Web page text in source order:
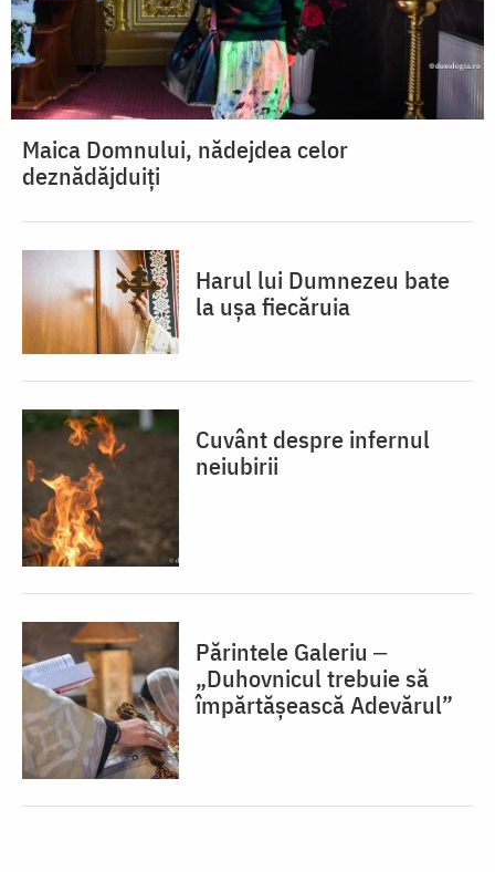
Maica Domnului, nădejdea celor
deznădăjduiți
Harul lui Dumnezeu bate
la ușa fiecăruia
Cuvânt despre infernul
neiubirii
Părintele Galeriu ‒
„Duhovnicul trebuie să
împărtășească Adevărul”